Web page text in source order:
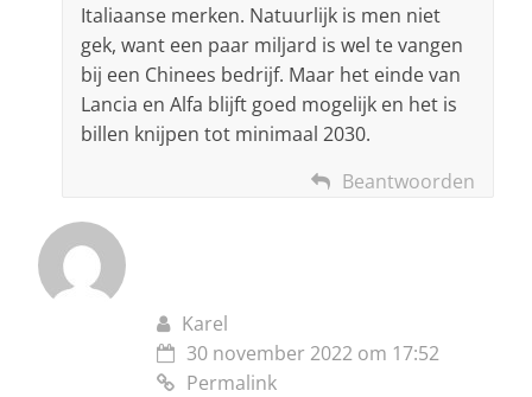
Italiaanse merken. Natuurlijk is men niet
gek, want een paar miljard is wel te vangen
bij een Chinees bedrijf. Maar het einde van
Lancia en Alfa blijft goed mogelijk en het is
billen knijpen tot minimaal 2030.
Beantwoorden
Karel
30 november 2022 om 17:52
Permalink